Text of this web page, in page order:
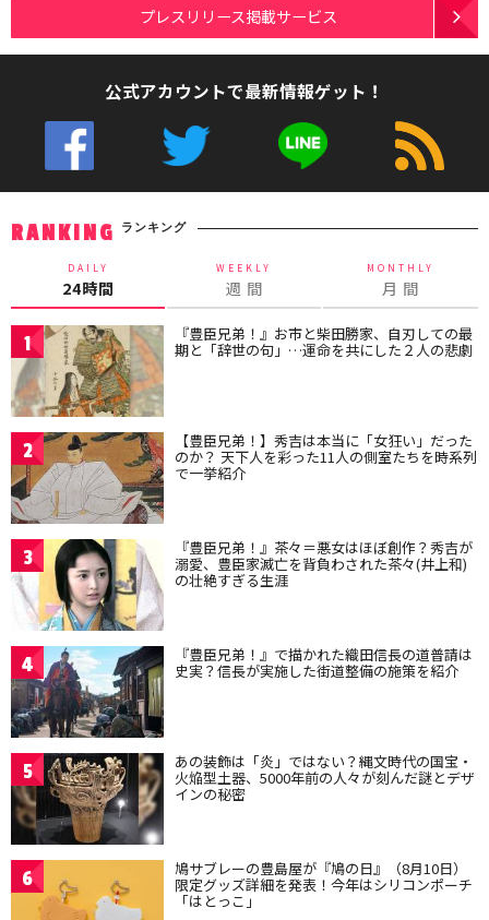
プレスリリース掲載サービス
公式アカウントで最新情報ゲット！
RANKING ランキング
DAILY
24時間
WEEKLY
週 間
MONTHLY
月 間
1 『豊臣兄弟！』お市と柴田勝家、自刃しての最
期と「辞世の句」…運命を共にした２人の悲劇
2 【豊臣兄弟！】秀吉は本当に「女狂い」だった
のか？ 天下人を彩った11人の側室たちを時系列
で一挙紹介
3 『豊臣兄弟！』茶々＝悪女はほぼ創作？秀吉が
溺愛、豊臣家滅亡を背負わされた茶々(井上和)
の壮絶すぎる生涯
4 『豊臣兄弟！』で描かれた織田信長の道普請は
史実？信長が実施した街道整備の施策を紹介
5 あの装飾は「炎」ではない？縄文時代の国宝・
火焔型土器、5000年前の人々が刻んだ謎とデザ
インの秘密
6 鳩サブレーの豊島屋が『鳩の日』（8月10日）
限定グッズ詳細を発表！今年はシリコンポーチ
「はとっこ」